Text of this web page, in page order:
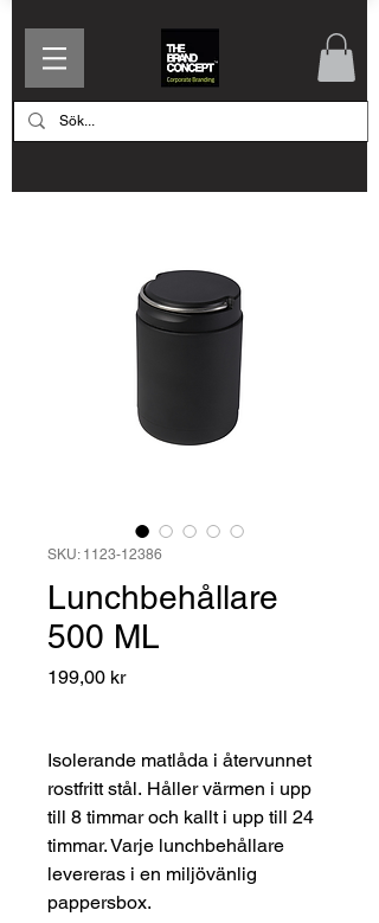
SKU: 1123-12386
Lunchbehållare
500 ML
199,00 krPris
Isolerande matlåda i återvunnet
rostfritt stål. Håller värmen i upp
till 8 timmar och kallt i upp till 24
timmar. Varje lunchbehållare
levereras i en miljövänlig
pappersbox.